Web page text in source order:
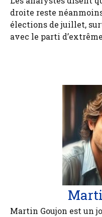
droite reste
élections de juillet,
avec le parti
Martin Goujon est un